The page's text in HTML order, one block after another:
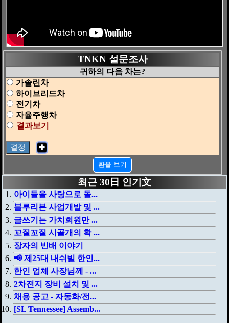
TNKN 설문조사
귀하의 다음 차는?
가솔린차
하이브리드차
전기차
자율주행차
결과보기
✚
환율 보기
최근 30日 인기文
아이들을 사랑으로 돌...
블루리본 사업개발 및 ...
글쓰기는 가치회원만 ...
꼬질꼬질 시골개의 확 ...
장자의 빈배 이야기
📢 제25대 내쉬빌 한인...
한인 업체 사장님께 - ...
2차전지 장비 설치 및 ...
채용 공고 - 자동화/전...
[SL Tennessee] Assemb...